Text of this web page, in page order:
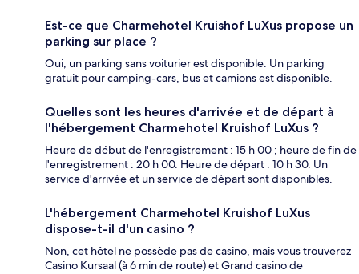
Est-ce que Charmehotel Kruishof LuXus propose un
parking sur place ?
Oui, un parking sans voiturier est disponible. Un parking
gratuit pour camping-cars, bus et camions est disponible.
Quelles sont les heures d'arrivée et de départ à
l'hébergement Charmehotel Kruishof LuXus ?
Heure de début de l'enregistrement : 15 h 00 ; heure de fin de
l'enregistrement : 20 h 00. Heure de départ : 10 h 30. Un
service d'arrivée et un service de départ sont disponibles.
L'hébergement Charmehotel Kruishof LuXus
dispose-t-il d'un casino ?
Non, cet hôtel ne possède pas de casino, mais vous trouverez
Casino Kursaal (à 6 min de route) et Grand casino de